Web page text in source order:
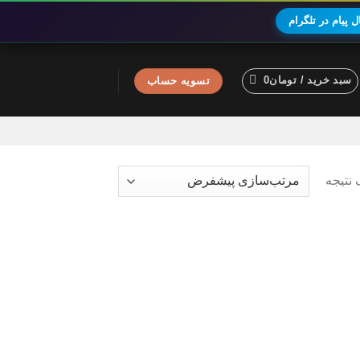
پیام در تلگرام
سبد خرید / تومان0 تسویه حساب